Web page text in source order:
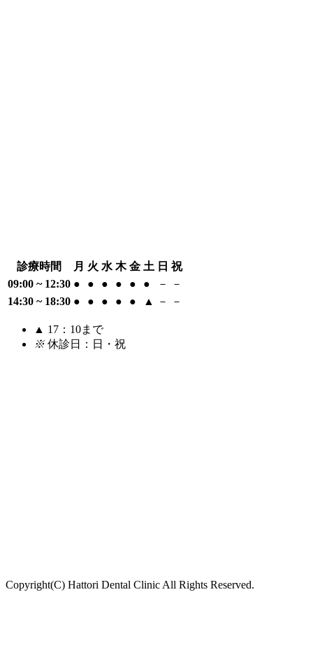
診療時間 月 火 水 木 金 土 日 祝
09:00 ~ 12:30 ● ● ● ● ● ● －
－
14:30 ~ 18:30 ● ● ● ● ● ▲ － －
▲ 17：10まで
※ 休診日：日・祝
Copyright(C) Hattori Dental Clinic All Rights Reserved.